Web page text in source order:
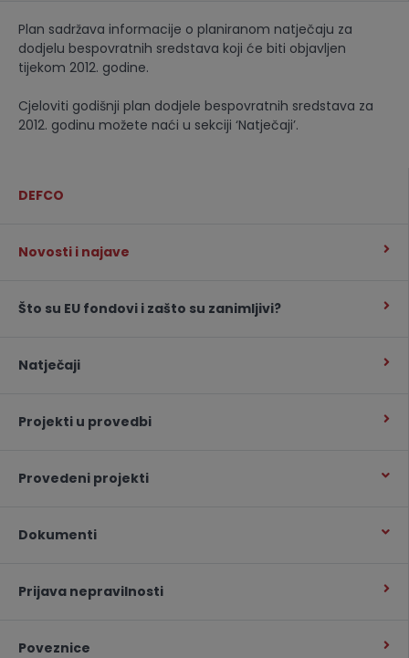
Plan sadržava informacije o planiranom natječaju za
dodjelu bespovratnih sredstava koji će biti objavljen
tijekom 2012. godine.
Cjeloviti godišnji plan dodjele bespovratnih sredstava za
2012. godinu možete naći u sekciji ‘Natječaji’.
DEFCO
Novosti i najave
Što su EU fondovi i zašto su zanimljivi?
Natječaji
Projekti u provedbi
Provedeni projekti
Dokumenti
Prijava nepravilnosti
Poveznice